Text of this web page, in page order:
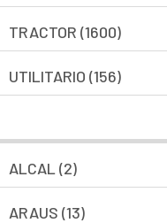
TRACTOR (1600)
UTILITARIO (156)
ALCAL (2)
ARAUS (13)